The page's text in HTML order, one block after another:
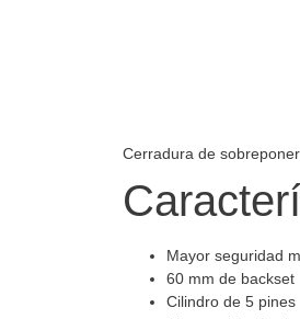
Cerradura de
Mayor seguridad
60 mm de backset
Cilindro de 5 pines